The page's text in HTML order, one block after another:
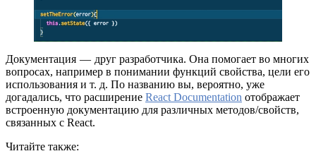
Документация — друг разработчика. Она помогает во многих
вопросах, например в понимании функций свойства, цели его
использования и т. д. По названию вы, вероятно, уже
догадались, что расширение React Documentation отображает
встроенную документацию для различных методов/свойств,
связанных с React.
Читайте также: